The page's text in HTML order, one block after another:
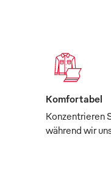
Komfortabel
Konzentrieren
während wir